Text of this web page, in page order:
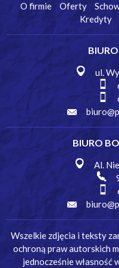
O firmie Oferty
Kredyty
ul.
BIURO
Al.
Wszelkie zdjęcia i teksty
ochroną praw autorskich
jednocześnie własność